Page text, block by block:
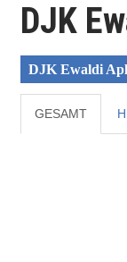
DJK
DJK Ewaldi
GESAMT